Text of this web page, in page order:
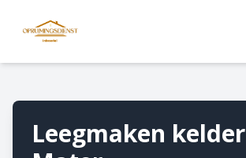
Leegmaken kelder